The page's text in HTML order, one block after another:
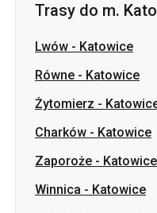
Trasy do m.
Lwów - Katowice
Równe - Katowice
Żytomierz -
Charków - Katowice
Zaporoże - Katowice
Winnica - Katowice